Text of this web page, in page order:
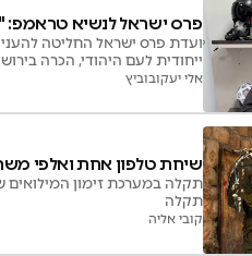
פרס ישראל לנשיא טראמפ:
ועדת פרס ישראל החליטה
ייחודית לעם היהודי, הכרה
אלי יעקובוביץ
שיחת טלפון אחת ואלפי
תקלה במערכת זימון המילואים
תקלה
קובי אליה